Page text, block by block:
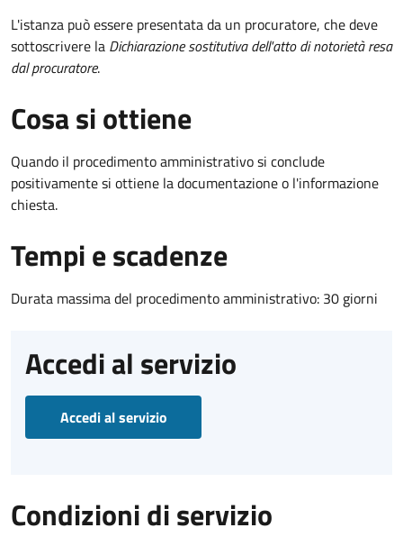
L'istanza può essere presentata da un procuratore, che deve
sottoscrivere la Dichiarazione sostitutiva dell'atto di notorietà resa
dal procuratore.
Cosa si ottiene
Quando il procedimento amministrativo si conclude
positivamente si ottiene la documentazione o l'informazione
chiesta.
Tempi e scadenze
Durata massima del procedimento amministrativo: 30 giorni
Accedi al servizio
Accedi al servizio
Condizioni di servizio